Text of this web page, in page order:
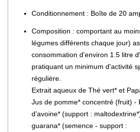
Conditionnement : Boîte de 20
Composition : comportant au
légumes différents chaque jour)
consommation d'environ 1.5 litre
pratiquant un minimum d'activité
régulière.
Extrait aqueux de Thé vert* et
Jus de pomme* concentré (fruit) -
d'avoine* (support :
guarana* (semence - support :